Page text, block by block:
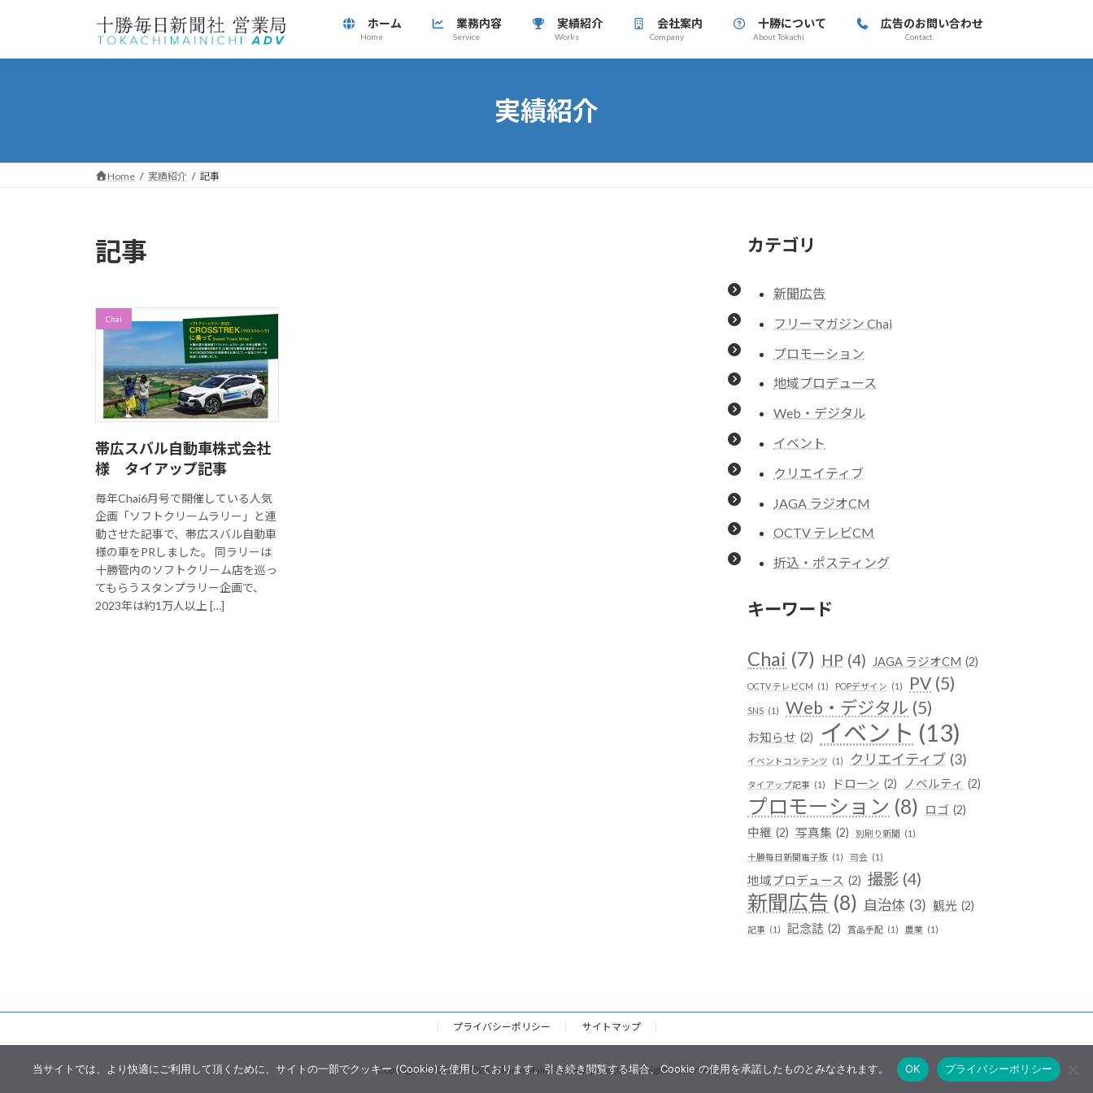
ッ
移
ホーム
Home
業務内容
Service
実績紹介
Works
会社案内
Company
十勝について
About Tokachi
広告のお問い合わせ
Contact
実績紹介
Home 実績紹介 記事
記事
Chai
帯広スバル自動車株式会社
様 タイアップ記事
毎年Chai6月号で開催している人気
企画「ソフトクリームラリー」と連
動させた記事で、帯広スバル自動車
様の車をPRしました。 同ラリーは
十勝管内のソフトクリーム店を巡っ
てもらうスタンプラリー企画で、
2023年は約1万人以上 […]
カテゴリ
新聞広告
フリーマガジン Chai
プロモーション
地域プロデュース
Web・デジタル
イベント
クリエイティブ
JAGA ラジオCM
OCTV テレビCM
折込・ポスティング
キーワード
Chai (7) HP (4) JAGA ラジオCM (2)
OCTV テレビCM (1) POPデザイン (1) PV (5)
SNS (1) Web・デジタル (5)
お知らせ (2) イベント (13)
イベントコンテンツ (1) クリエイティブ (3)
タイアップ記事 (1) ドローン (2) ノベルティ (2)
プロモーション (8) ロゴ (2)
中継 (2) 写真集 (2) 別刷り新聞 (1)
十勝毎日新聞電子版 (1) 司会 (1)
地域プロデュース (2) 撮影 (4)
新聞広告 (8) 自治体 (3) 観光 (2)
記事 (1) 記念誌 (2) 賞品手配 (1) 農業 (1)
プライバシーポリシー サイトマップ
Copyright © 2023 ～ 2026 Tokachi Mainichi Newspaper,Inc. All rights reserved.
当サイトでは、より快適にご利用して頂くために、サイトの一部でクッキー (Cookie)を使用しております。引き続き閲覧する場合、Cookie の使用を承諾したものとみなされます。 OK プライバシーポリシー